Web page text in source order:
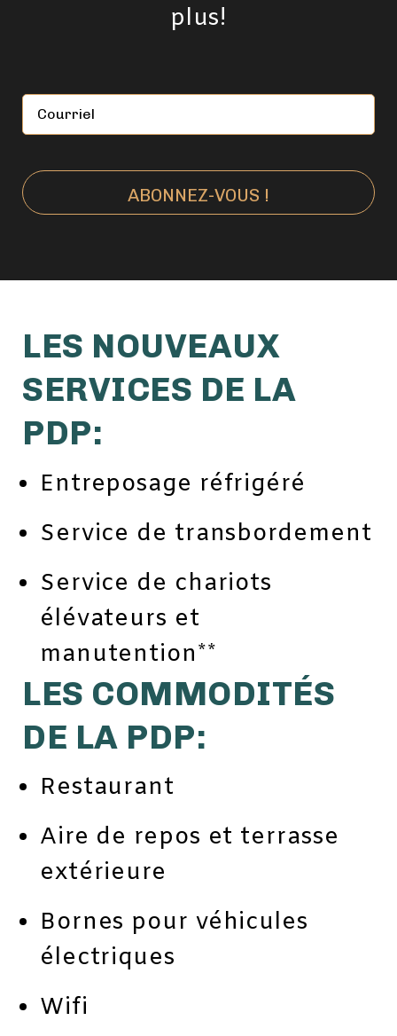
plus!
Courriel
(Nécessaire)
LES NOUVEAUX
SERVICES DE LA
PDP:
Entreposage réfrigéré
Service de transbordement
Service de chariots
élévateurs et
manutention**
LES COMMODITÉS
DE LA PDP:
Restaurant
Aire de repos et terrasse
extérieure
Bornes pour véhicules
électriques
Wifi